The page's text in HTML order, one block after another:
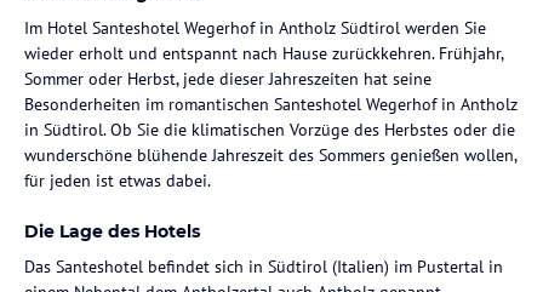
Im Hotel Santeshotel Wegerhof in Antholz Südtirol werden Sie
wieder erholt und entspannt nach Hause zurückkehren. Frühjahr,
Sommer oder Herbst, jede dieser Jahreszeiten hat seine
Besonderheiten im romantischen Santeshotel Wegerhof in Antholz
in Südtirol. Ob Sie die klimatischen Vorzüge des Herbstes oder die
wunderschöne blühende Jahreszeit des Sommers genießen wollen,
für jeden ist etwas dabei.
Die Lage des Hotels
Das Santeshotel befindet sich in Südtirol (Italien) im Pustertal in